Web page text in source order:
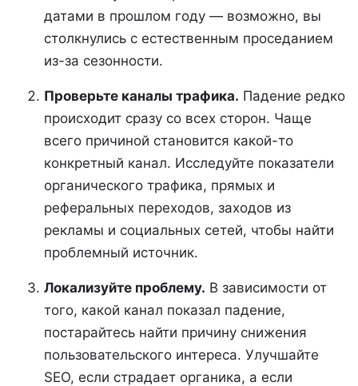
датами в прошлом году — возможно, вы
столкнулись с естественным проседанием
из-за сезонности.
Проверьте каналы трафика. Падение редко
происходит сразу со всех сторон. Чаще
всего причиной становится какой-то
конкретный канал. Исследуйте показатели
органического трафика, прямых и
реферальных переходов, заходов из
рекламы и социальных сетей, чтобы найти
проблемный источник.
Локализуйте проблему. В зависимости от
того, какой канал показал падение,
постарайтесь найти причину снижения
пользовательского интереса. Улучшайте
SEO, если страдает органика, а если